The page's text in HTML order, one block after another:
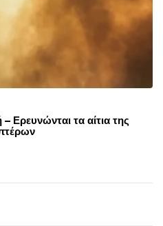
Ερευνώνται τα αίτια της